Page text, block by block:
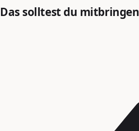
Das solltest du mitbringen